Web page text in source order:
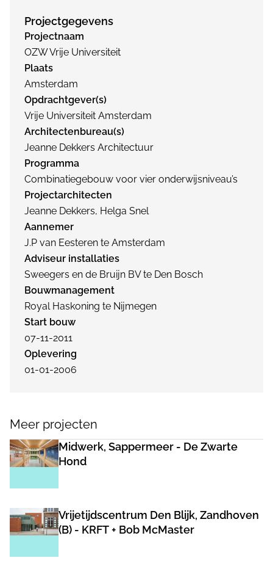
Projectgegevens
Projectnaam
OZW Vrije Universiteit
Plaats
Amsterdam
Opdrachtgever(s)
Vrije Universiteit Amsterdam
Architectenbureau(s)
Jeanne Dekkers Architectuur
Programma
Combinatiegebouw voor vier onderwijsniveau’s
Projectarchitecten
Jeanne Dekkers, Helga Snel
Aannemer
J.P van Eesteren te Amsterdam
Adviseur installaties
Sweegers en de Bruijn BV te Den Bosch
Bouwmanagement
Royal Haskoning te Nijmegen
Start bouw
07-11-2011
Oplevering
01-01-2006
Meer projecten
Midwerk, Sappermeer - De Zwarte
Hond
Vrijetijdscentrum Den Blijk, Zandhoven
(B) - KRFT + Bob McMaster